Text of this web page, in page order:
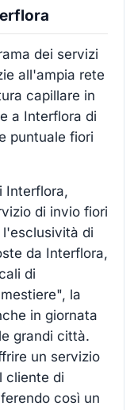
dei servizi
all'ampia rete
capillare in
a Interflora di
puntuale fiori
Interflora,
di invio fiori
l'esclusività di
da Interflora,
di
la
in giornata
grandi città.
un servizio
cliente di
così un